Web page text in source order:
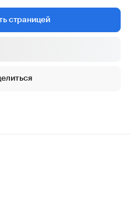
страницей